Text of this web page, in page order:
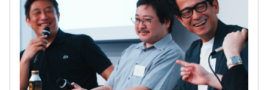
VISION FOCUSよりももっとプロジェクトや人単位での内
容になるので、身近に感じる内容やすぐ実行できるもの、
ご自身のキャリアの参考になることも多いと思います！
もちろん登壇希望の方も大歓迎！
◎それぞれ終了後には自由参加の懇親会も実施しているの
でぜひぜひご参加ください！